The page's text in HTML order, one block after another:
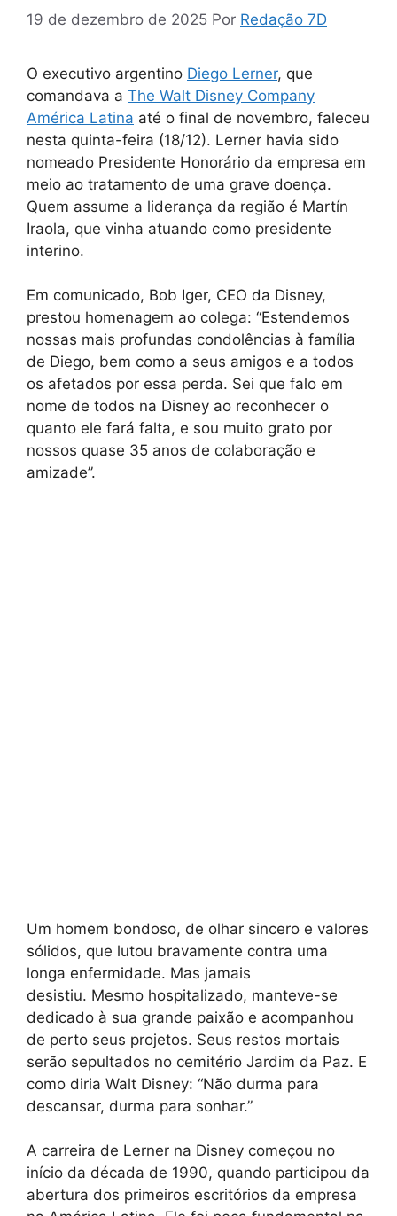
19 de dezembro de 2025 Por Redação 7D
O executivo argentino Diego Lerner, que
comandava a The Walt Disney Company
América Latina até o final de novembro, faleceu
nesta quinta-feira (18/12). Lerner havia sido
nomeado Presidente Honorário da empresa em
meio ao tratamento de uma grave doença.
Quem assume a liderança da região é Martín
Iraola, que vinha atuando como presidente
interino.
Em comunicado, Bob Iger, CEO da Disney,
prestou homenagem ao colega: “Estendemos
nossas mais profundas condolências à família
de Diego, bem como a seus amigos e a todos
os afetados por essa perda. Sei que falo em
nome de todos na Disney ao reconhecer o
quanto ele fará falta, e sou muito grato por
nossos quase 35 anos de colaboração e
amizade”.
Um homem bondoso, de olhar sincero e valores
sólidos, que lutou bravamente contra uma
longa enfermidade. Mas jamais
desistiu. Mesmo hospitalizado, manteve-se
dedicado à sua grande paixão e acompanhou
de perto seus projetos. Seus restos mortais
serão sepultados no cemitério Jardim da Paz. E
como diria Walt Disney: “Não durma para
descansar, durma para sonhar.”
A carreira de Lerner na Disney começou no
início da década de 1990, quando participou da
abertura dos primeiros escritórios da empresa